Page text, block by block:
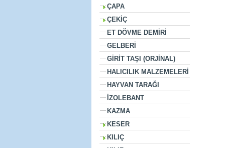
ÇAPA
ÇEKİÇ
ET DÖVME DEMİRİ
GELBERİ
GİRİT TAŞI (ORJİNAL)
HALICILIK MALZEMELERİ
HAYVAN TARAĞI
İZOLEBANT
KAZMA
KESER
KILIÇ